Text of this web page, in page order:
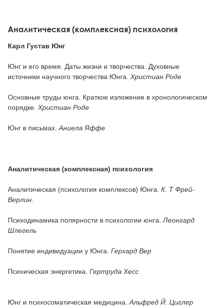
Аналитическая (комплексная) психология
Карл Густав Юнг
Юнг и его время. Даты жизни и творчества. Духовные
источники научного творчества Юнга. Христиан Роде
Оснoвные труды юнга. Краткое изложение в хронологическом
порядке. Христиан Роде
Юнг в письмах. Аниела Яффе
Аналитическая (комплексная) психология
Aналитическая (психология комплексов) Юнга. К. Т Фрей-
Верлин.
Психодинамика полярности в психологии юнга. Леонгард
Шлегель
Понятие индивидуации у Юнга. Герхард Вер
Психическая энергетика. Гертруда Хесс
Юнг и психосоматическая медицина. Альфред Й. Циглер